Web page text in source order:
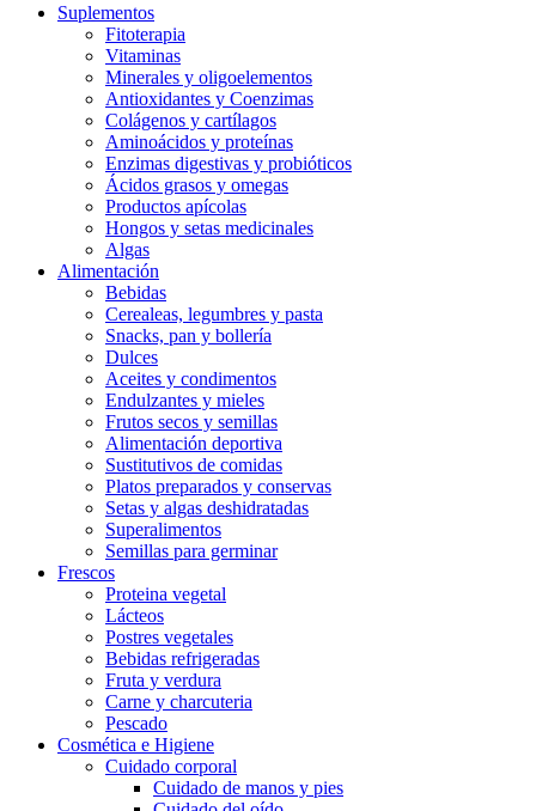
Suplementos
Fitoterapia
Vitaminas
Minerales y oligoelementos
Antioxidantes y Coenzimas
Colágenos y cartílagos
Aminoácidos y proteínas
Enzimas digestivas y probióticos
Ácidos grasos y omegas
Productos apícolas
Hongos y setas medicinales
Algas
Alimentación
Bebidas
Cerealeas, legumbres y pasta
Snacks, pan y bollería
Dulces
Aceites y condimentos
Endulzantes y mieles
Frutos secos y semillas
Alimentación deportiva
Sustitutivos de comidas
Platos preparados y conservas
Setas y algas deshidratadas
Superalimentos
Semillas para germinar
Frescos
Proteina vegetal
Lácteos
Postres vegetales
Bebidas refrigeradas
Fruta y verdura
Carne y charcuteria
Pescado
Cosmética e Higiene
Cuidado corporal
Cuidado de manos y pies